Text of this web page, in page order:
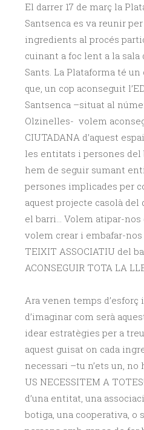
El darrer 17 de març la
Santsenca es va reunir
ingredients al procés
cuinant a foc lent a la sala
Sants. La Plataforma té
que, un cop aconseguit
Santsenca –situat al
Olzinelles- volem
CIUTADANA d’aquest
les entitats i persones del
hem de seguir sumant
persones implicades per
aquest projecte casolà
el barri… Volem atipar-
volem crear i embafar-nos
TEIXIT ASSOCIATIU del
ACONSEGUIR TOTA LA
Ara venen temps
d’imaginar com serà
idear estratègies per a
aquest guisat on cada
necessari –tu n’ets un,
US NECESSITEM A
d’una entitat, una
botiga, una cooperativa,